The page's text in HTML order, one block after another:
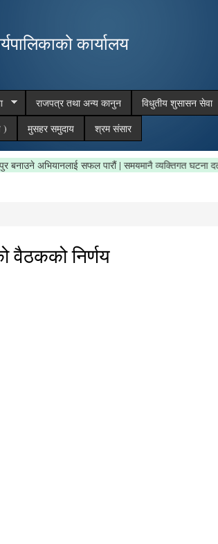
content
कार्यालय
राजपत्र तथा अन्य कानुन विधुतीय शुसासन सेवा
) मुसहर समुदाय श्रम संसार
हरिपुर बनाउने अभियानलाई सफल पारौं | समयमानै व्यक्तिगत
वैठकको निर्णय